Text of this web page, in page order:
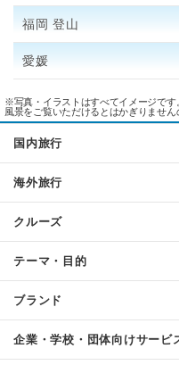
福岡 登山
愛媛
※写真・イラストはすべてイメージで
風景をご覧いただけるとはかぎりません
国内旅行
海外旅行
クルーズ
テーマ・目的
ブランド
企業・学校・団体向けサービ